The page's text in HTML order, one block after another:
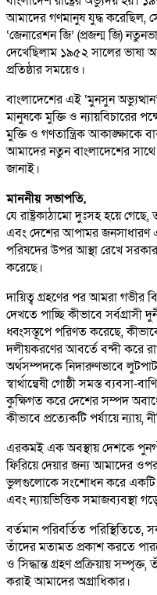
আমাদের গণমানুষ যুদ্ধ
‘জেনারেশন জি’ (প্রজন্ম জি)
দেখেছিলাম ১৯৫২ সালের ভাষা
প্রতিষ্ঠার সময়েও।
বাংলাদেশের এই ‘মুনসুন
মানুষকে মুক্তি ও ন্যায়বিচারের
মুক্তি ও গণতান্ত্রিক আকাঙ্ক্ষাকে
আমাদের নতুন বাংলাদেশের
জানাই।
মাননীয় সভাপতি,
যে রাষ্ট্রকাঠামো দুঃসহ হয়ে
এবং দেশের আপামর
পরিষদের উপর আস্থা রেখে
করেছে।
দায়িত্ব গ্রহণের পর আমরা গভীর
দেখতে পাচ্ছি কীভাবে সর্বগ্রাসী
ধ্বংসস্তূপে পরিণত করেছে, কীভাবে
দলীয়করণের আবর্তে বন্দী করে
অর্থসম্পদকে নিদারুণভাবে
স্বার্থান্বেষী গোষ্ঠী সমস্ত ব্যবসা-
কুক্ষিগত করে দেশের সম্পদ
কীভাবে প্রত্যেকটি পর্যায়ে
এরকমই এক অবস্থায় দেশকে
ফিরিয়ে দেয়ার জন্য আমাদের
ভুলগুলোকে সংশোধন করে একটি
এবং ন্যায়ভিত্তিক সমাজব্যবস্থা
বর্তমান পরিবর্তিত
তাঁদের মতামত প্রকাশ করতে
ও সিদ্ধান্ত গ্রহণ প্রক্রিয়ায়
করাই আমাদের অগ্রাধিকার।